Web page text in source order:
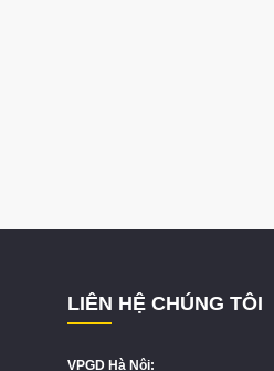
LIÊN HỆ CHÚNG TÔI
VPGD Hà Nội: